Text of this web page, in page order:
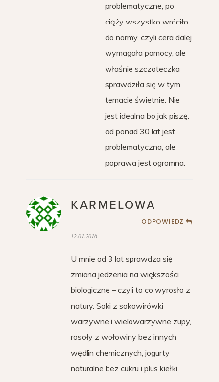
problematyczne, po
ciąży wszystko wróciło
do normy, czyli cera dalej
wymagała pomocy, ale
właśnie szczoteczka
sprawdziła się w tym
temacie świetnie. Nie
jest idealna bo jak piszę,
od ponad 30 lat jest
problematyczna, ale
poprawa jest ogromna.
KARMELOWA
ODPOWIEDZ
12.01.2016
U mnie od 3 lat sprawdza się
zmiana jedzenia na większości
biologiczne – czyli to co wyrosło z
natury. Soki z sokowirówki
warzywne i wielowarzywne zupy,
rosoły z wołowiny bez innych
wędlin chemicznych, jogurty
naturalne bez cukru i plus kiełki